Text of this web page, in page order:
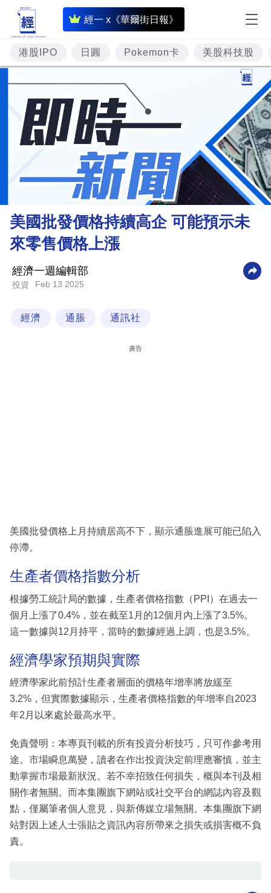
經一 x《華爾街日報》
即
時
財
經
專
題
投
資
樓
市
財
商
業
科
區
港股IPO 日圓 Pokemon卡 美股科技股
美國批發價格持續高企 可能預示未
來零售價格上漲
經濟一週編輯部
投資 Feb 13 2025
經濟 通脹 通訊社
廣告
美國批發價格上月持續居高不下，顯示通脹進展可能已陷入
停滯。
生產者價格指數分析
根據勞工統計局的數據，生產者價格指數（PPI）在過去一
個月上漲了0.4%，並在截至1月的12個月內上漲了3.5%。
這一數據與12月持平，當時的數據經過上調，也是3.5%。
經濟學家預期與實際
經濟學家此前預計生產者層面的價格年增率將放緩至
3.2%，但實際數據顯示，生產者價格指數的年增率自2023
年2月以來處於最高水平。
免責聲明：本專頁刊載的所有投資分析技巧，只可作參考用
途。市場瞬息萬變，讀者在作出投資決定前理應審慎，並主
動掌握市場最新狀況。若不幸招致任何損失，概與本刊及相
關作者無關。而本集團旗下網站或社交平台的網誌內容及觀
點，僅屬筆者個人意見，與新傳媒立場無關。本集團旗下網
站對因上述人士張貼之資訊內容所帶來之損失或損害概不負
責。